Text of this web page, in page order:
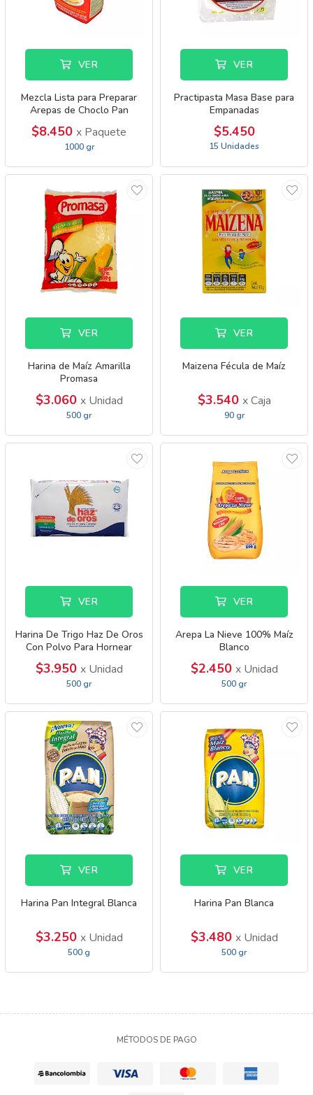
VER
Mezcla Lista para Preparar
Arepas de Choclo Pan
$8.450 x Paquete
1000 gr
VER
Practipasta Masa Base para
Empanadas
$5.450
15 Unidades
VER
Harina de Maíz Amarilla
Promasa
$3.060 x Unidad
500 gr
VER
Maizena Fécula de Maíz
$3.540 x Caja
90 gr
VER
Harina De Trigo Haz De Oros
Con Polvo Para Hornear
$3.950 x Unidad
500 gr
VER
Arepa La Nieve 100% Maíz
Blanco
$2.450 x Unidad
500 gr
VER
Harina Pan Integral Blanca
$3.250 x Unidad
500 g
VER
Harina Pan Blanca
$3.480 x Unidad
500 gr
MÉTODOS DE PAGO